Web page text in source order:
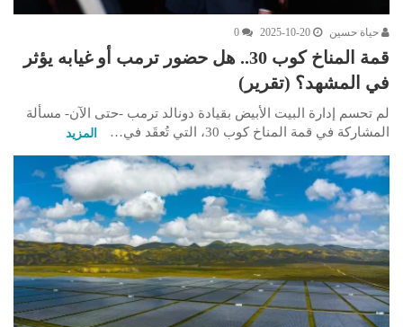
حياة حسين 2025-10-20
0
قمة المناخ كوب 30.. هل حضور ترمب أو غيابه يؤثر
في المشهد؟ (تقرير)
لم تحسم إدارة البيت الأبيض بقيادة دونالد ترمب -حتى الآن- مسألة
المشاركة في قمة المناخ كوب 30، التي تُعقَد في…
المزيد